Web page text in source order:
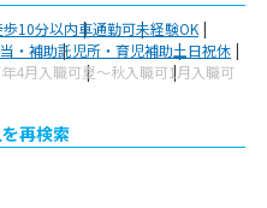
10分以内車通勤可未経験OK
・補助託児所・育児補助土日祝休
4月入職可夏～秋入職可1月入職可
再検索